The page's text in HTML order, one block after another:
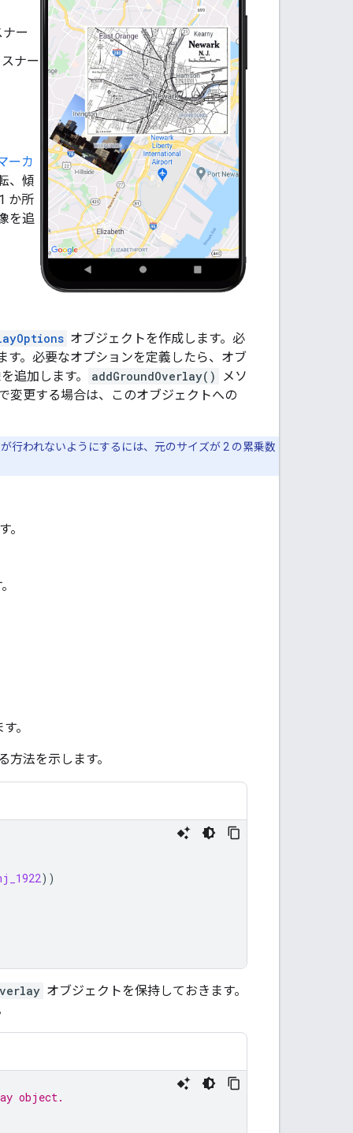
ー
ナー
ーカ
、傾
か所
を追
オブジェクトを作成します。必
す。必要なオプションを定義したら、オブ
追加します。
addGroundOverlay()
メソ
変更する場合は、このオブジェクトへの
行われないようにするには、元のサイズが 2 の累乗数
。
。
法を示します。
))
オブジェクトを保持しておきます。
object.